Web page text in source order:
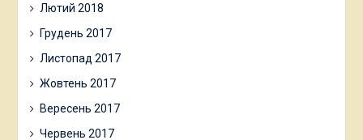
Лютий 2018
Грудень 2017
Листопад 2017
Жовтень 2017
Вересень 2017
Червень 2017